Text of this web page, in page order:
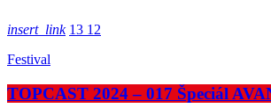
insert_link 13 12
Festival
TOPCAST 2024 – 017 Špeciál